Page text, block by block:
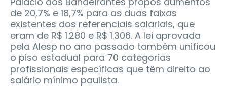
de 20,7% e 18,7% para as duas faixas
existentes dos referenciais salariais, que
eram de R$ 1.280 e R$ 1.306. A lei aprovada
pela Alesp no ano passado também unificou
o piso estadual para 70 categorias
profissionais específicas que têm direito ao
salário mínimo paulista.